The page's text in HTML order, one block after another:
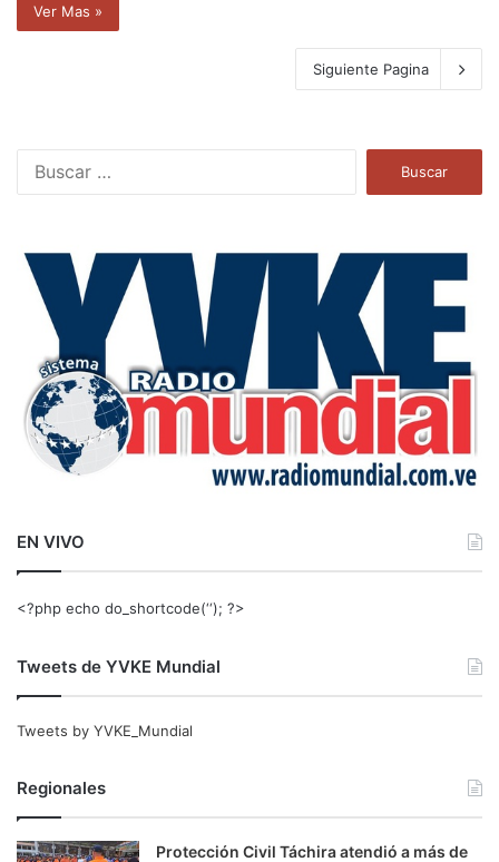
Ver Mas »
Siguiente Pagina
a
EN VIVO
<?php echo do_shortcode(‘‘); ?>
Tweets de YVKE Mundial
Tweets by YVKE_Mundial
Regionales
Protección Civil Táchira atendió a más de